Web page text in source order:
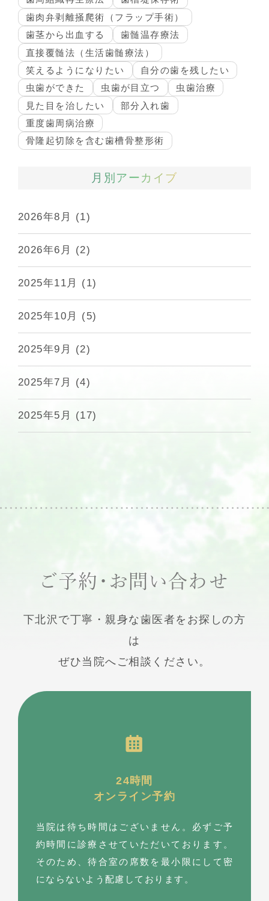
歯肉弁剥離掻爬術（フラップ手術）
歯茎から出血する
歯髄温存療法
直接覆髄法（生活歯髄療法）
笑えるようになりたい
自分の歯を残したい
虫歯ができた
虫歯が目立つ
虫歯治療
見た目を治したい
部分入れ歯
重度歯周病治療
骨隆起切除を含む歯槽骨整形術
月別アーカイブ
2026年8月 (1)
2026年6月 (2)
2025年11月 (1)
2025年10月 (5)
2025年9月 (2)
2025年7月 (4)
2025年5月 (17)
ご予約・お問い合わせ
下北沢で丁寧・親身な歯医者をお探しの方
は
ぜひ当院へご相談ください。
24時間
オンライン予約
当院は待ち時間はございません。必ずご予
約時間に診療させていただいております。
そのため、待合室の席数を最⼩限にして密
にならないよう配慮しております。